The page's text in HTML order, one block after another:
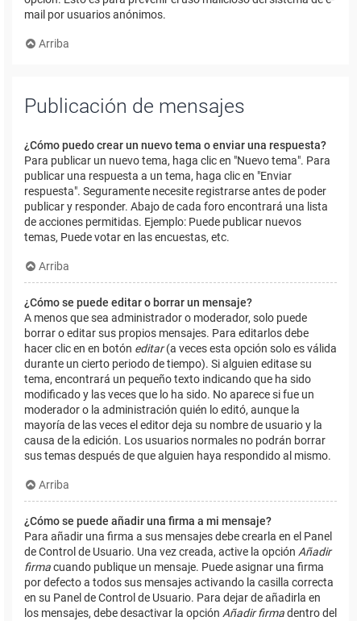
mail por usuarios anónimos.
Arriba
Publicación de mensajes
¿Cómo puedo crear un nuevo tema o enviar una respuesta?
Para publicar un nuevo tema, haga clic en "Nuevo tema". Para
publicar una respuesta a un tema, haga clic en "Enviar
respuesta". Seguramente necesite registrarse antes de poder
publicar y responder. Abajo de cada foro encontrará una lista
de acciones permitidas. Ejemplo: Puede publicar nuevos
temas, Puede votar en las encuestas, etc.
Arriba
¿Cómo se puede editar o borrar un mensaje?
A menos que sea administrador o moderador, solo puede
borrar o editar sus propios mensajes. Para editarlos debe
hacer clic en en botón editar(a veces esta opción solo es válida
durante un cierto periodo de tiempo). Si alguien editase su
tema, encontrará un pequeño texto indicando que ha sido
modificado y las veces que lo ha sido. No aparece si fue un
moderador o la administración quién lo editó, aunque la
mayoría de las veces el editor deja su nombre de usuario y la
causa de la edición. Los usuarios normales no podrán borrar
sus temas después de que alguien haya respondido al mismo.
Arriba
¿Cómo se puede añadir una firma a mi mensaje?
Para añadir una firma a sus mensajes debe crearla en el Panel
de Control de Usuario. Una vez creada, active la opción Añadir
firmacuando publique un mensaje. Puede asignar una firma
por defecto a todos sus mensajes activando la casilla correcta
en su Panel de Control de Usuario. Para dejar de añadirla en
los mensajes, debe desactivar la opción Añadir firmadentro del